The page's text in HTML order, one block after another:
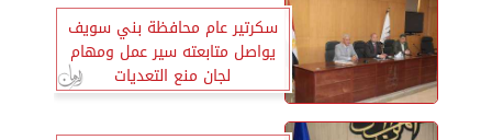
سكرتير عام محافظة بني سويف
يواصل متابعته سير عمل ومهام
لجان منع التعديات